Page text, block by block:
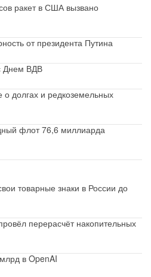
ракет в США вызвано
от президента Путина
Днем ВДВ
долгах и редкоземельных
флот 76,6 миллиарда
товарные знаки в России до
перерасчёт накопительных
в OpenAI